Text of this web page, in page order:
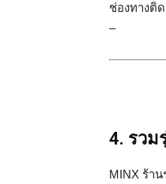
ช่องทางติ
–
4. รวม
MINX ร้า